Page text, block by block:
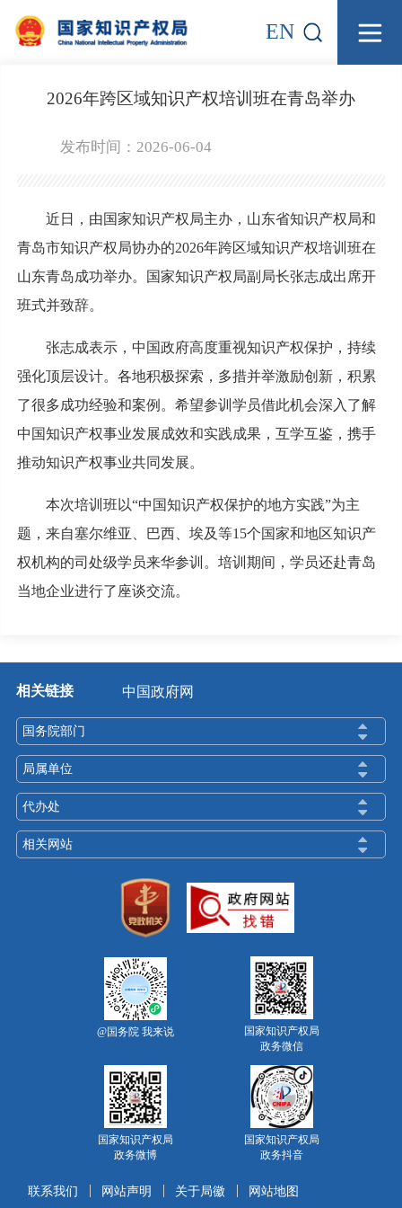
EN
2026年跨区域知识产权培训班在青岛举办
发布时间：2026-06-04
近日，由国家知识产权局主办，山东省知识产权局和
青岛市知识产权局协办的2026年跨区域知识产权培训班在
山东青岛成功举办。国家知识产权局副局长张志成出席开
班式并致辞。
张志成表示，中国政府高度重视知识产权保护，持续
强化顶层设计。各地积极探索，多措并举激励创新，积累
了很多成功经验和案例。希望参训学员借此机会深入了解
中国知识产权事业发展成效和实践成果，互学互鉴，携手
推动知识产权事业共同发展。
本次培训班以“中国知识产权保护的地方实践”为主
题，来自塞尔维亚、巴西、埃及等15个国家和地区知识产
权机构的司处级学员来华参训。培训期间，学员还赴青岛
当地企业进行了座谈交流。
相关链接 中国政府网
国务院部门
局属单位
代办处
相关网站
@国务院 我来说
国家知识产权局
政务微信
国家知识产权局
政务微博
国家知识产权局
政务抖音
联系我们 网站声明 关于局徽 网站地图